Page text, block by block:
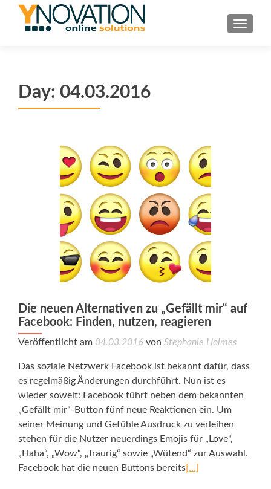
Day: 04.03.2016
Die neuen Alternativen zu „Gefällt mir“ auf
Facebook: Finden, nutzen, reagieren
Veröffentlicht am 04.03.2016 von Stephanie Holmes
Das soziale Netzwerk Facebook ist bekannt dafür, dass
es regelmäßig Änderungen durchführt. Nun ist es
wieder soweit: Facebook führt neben dem bekannten
„Gefällt mir“-Button fünf neue Reaktionen ein. Um
seiner Meinung und Gefühle Ausdruck zu verleihen
stehen für die Nutzer neuerdings Emojis für „Love“,
„Haha“, „Wow“, „Traurig“ sowie „Wütend“ zur Auswahl.
Facebook hat die neuen Buttons bereits[…]